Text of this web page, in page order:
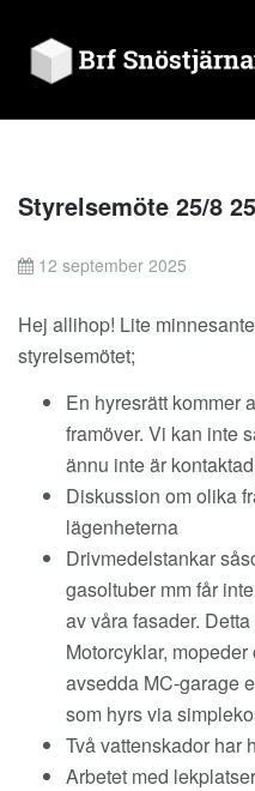
Styrelsemöte 25/8 25
12 september 2025
Hej allihop! Lite
styrelsemötet;
En hyresrätt kommer
framöver. Vi kan inte
ännu inte är
Diskussion om olika
lägenheterna
Drivmedelstankar
gasoltuber mm får
av våra fasader.
Motorcyklar,
avsedda MC-garage
som hyrs via
Två vattenskador har
Arbetet med